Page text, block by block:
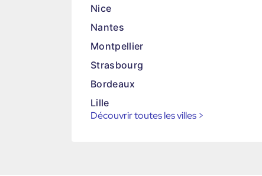
Nice
Nantes
Montpellier
Strasbourg
Bordeaux
Lille
Découvrir toutes les villes >